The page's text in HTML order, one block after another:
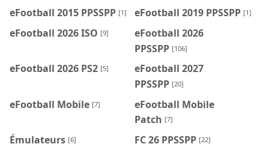
eFootball 2015 PPSSPP [1] eFootball 2019 PPSSPP [1]
eFootball 2026 ISO [9]
eFootball 2026
PPSSPP [106]
eFootball 2026 PS2 [5]
eFootball 2027
PPSSPP [20]
eFootball Mobile [7]
eFootball Mobile
Patch [7]
Émulateurs [6] FC 26 PPSSPP [22]